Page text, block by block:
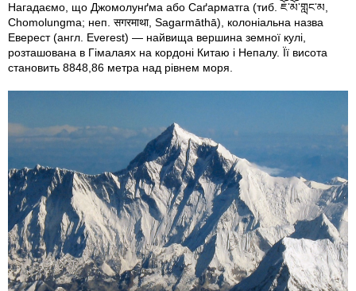
Нагадаємо, що Джомолунґма або Саґарматга (тиб. ཇོ་མོ་གླང་མ,
Chomolungma; неп. सगरमाथा, Sagarmāthā), колоніальна назва
Еверест (англ. Everest) — найвища вершина земної кулі,
розташована в Гімалаях на кордоні Китаю і Непалу. Її висота
становить 8848,86 метра над рівнем моря.